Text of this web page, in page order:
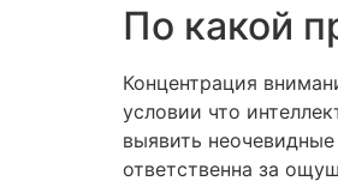
По какой
Концентрация
условии что
выявить
ответственна за